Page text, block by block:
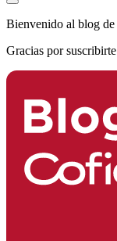
Bienvenido al blog
Gracias por